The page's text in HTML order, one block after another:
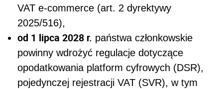
VAT e-commerce (art. 2 dyrektywy
2025/516),
od 1 lipca 2028 r. państwa członkowskie
powinny wdrożyć regulacje dotyczące
opodatkowania platform cyfrowych (DSR),
pojedynczej rejestracji VAT (SVR), w tym